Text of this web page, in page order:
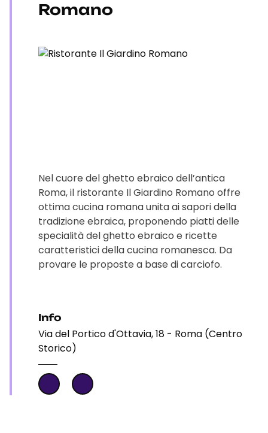
Romano
Nel cuore del ghetto ebraico dell’antica
Roma, il ristorante Il Giardino Romano offre
ottima cucina romana unita ai sapori della
tradizione ebraica, proponendo piatti delle
specialità del ghetto ebraico e ricette
caratteristici della cucina romanesca. Da
provare le proposte a base di carciofo.
Info
Via del Portico d'Ottavia, 18 - Roma (Centro
Storico)